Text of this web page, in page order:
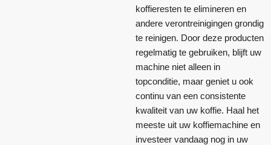
koffieresten te elimineren en
andere verontreinigingen grondig
te reinigen. Door deze producten
regelmatig te gebruiken, blijft uw
machine niet alleen in
topconditie, maar geniet u ook
continu van een consistente
kwaliteit van uw koffie. Haal het
meeste uit uw koffiemachine en
investeer vandaag nog in uw